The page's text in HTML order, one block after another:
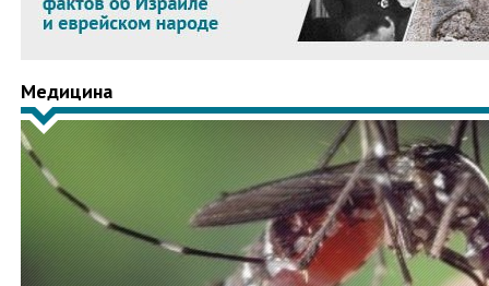
Медицина